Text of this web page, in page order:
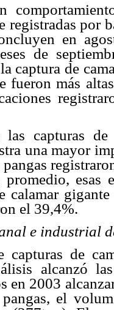
registradas por
en
de
captura de
fueron más
capturas
una mayor
esas
calamar
el 39,4%.
e industrial
capturas de
alcanzó
en 2003
el